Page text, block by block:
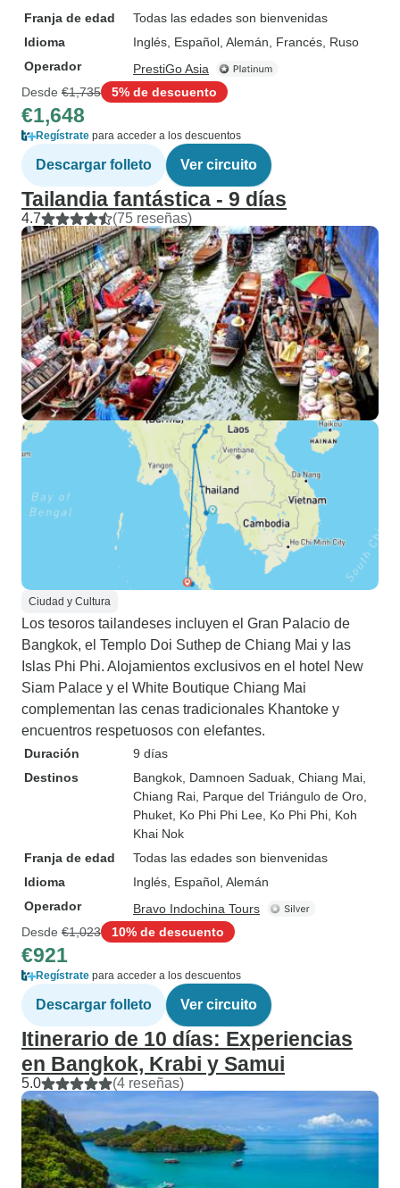
Franja de edad
Todas las edades son bienvenidas
Idioma
Inglés, Español, Alemán, Francés, Ruso
Operador
PrestiGo Asia
Desde €1,735 5% de descuento
€1,648
Regístrate para acceder a los descuentos
Descargar folleto Ver circuito
Tailandia fantástica - 9 días
4.7 (75 reseñas)
Ciudad y Cultura
Los tesoros tailandeses incluyen el Gran Palacio de
Bangkok, el Templo Doi Suthep de Chiang Mai y las
Islas Phi Phi. Alojamientos exclusivos en el hotel New
Siam Palace y el White Boutique Chiang Mai
complementan las cenas tradicionales Khantoke y
encuentros respetuosos con elefantes.
Duración
9 días
Destinos
Bangkok , Damnoen Saduak , Chiang Mai
Chiang Rai , Parque del Triángulo de Oro
Phuket , Ko Phi Phi Lee , Ko Phi Phi , Koh
Khai Nok
Franja de edad
Todas las edades son bienvenidas
Idioma
Inglés, Español, Alemán
Operador
Bravo Indochina Tours
Desde €1,023 10% de descuento
€921
Regístrate para acceder a los descuentos
Descargar folleto Ver circuito
Itinerario de 10 días: Experiencias
en Bangkok, Krabi y Samui
5.0 (4 reseñas)